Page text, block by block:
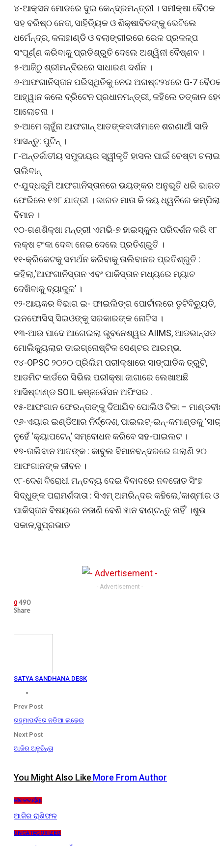
୪-ଆକ୍ସନ ମୋଡରେ ଦୁଇ କେନ୍ଦ୍ରମନ୍ତ୍ରୀ । ସମୀକ୍ଷା ବୈଠକ
ସହ ବରିଷ୍ଠ ନେତା, ସାହିତ୍ୟିକ ଓ ଶିକ୍ଷାବିତଙ୍କୁ ଭେଟିଲେ
ଧର୍ମେନ୍ଦ୍ର, କଳାହାଣ୍ଡି ଓ ବଲାଙ୍ଗୀରରେ ରେଳ ପ୍ରକଳ୍ପ
ସଂପୂର୍ଣ୍ଣ କରିବାକୁ ପ୍ରତିଶ୍ରୁତି ଦେଲେ ଅଶ୍ୱିନୀ ବୈଷ୍ଣବ ।
୫-ଆଜିଠୁ ଶ୍ରୀମନ୍ଦିରରେ ସାଧାରଣ ଦର୍ଶନ ।
୬-ଆଫଗାନିସ୍ତାନ ପରିସ୍ଥିତିକୁ ନେଇ ଅଗଷ୍ଟ୨୪ରେ G-7
ଆହ୍ୱାନ କଲେ ବ୍ରିଟେନ ପ୍ରଧାନମନ୍ତ୍ରୀ, କହିଲେ ତତ୍କାଳ
ଆଲୋଚନା ।
୭-ଆମେ ଚାହୁଁନା ଆଫଗାନ୍‌ ଆତଙ୍କବାଦୀମାନେ ଶରଣାର୍ଥୀ ସାଜି
ଆସନ୍ତୁ: ପୁଟିନ୍‌ ।
୮-ଅନ୍ତର୍ଜାତୀୟ ସମୁଦାୟର ସ୍ୱୀକୃତି ହାସଲ ପାଇଁ ଚେଷ୍ଟା
ତାଲିବାନ୍‌
୯-ଯୁଦ୍ଧଭୂମି ଆଫଗାନିସ୍ତାନରେ ଭୟଙ୍କର ଅନୁଭୂତି ଧରି ଭାରତ
ଫେରିଲେ ୧୬୮ ଯାତ୍ରୀ । ଭାରତ ମାତା କି ଜୟ ଧ୍ୱନିରେ କମ୍ପିଲା
ବିମାନ ।
୧୦-ଗଣଶିକ୍ଷା ମନ୍ତ୍ରୀ ଏମଭି-୭ ହାଇସ୍କୁଲ ପରିଦର୍ଶନ କରି ୧୮
ଲକ୍ଷ ଟଂକା ଦେବା ନେଇ ଦେଲେ ପ୍ରତିଶ୍ରୁତି ।
୧୧-କ୍ରିକେଟକୁ ସମର୍ଥନ କରିବାକୁ ତାଲିବାନର ପ୍ରତିଶ୍ରୁତି :
କହିଲା,‘ଆଫଗାନିସ୍ତାନ ଏବଂ ପାକିସ୍ତାନ ମଧ୍ୟରେ ମ୍ୟାଚ
ଦେଖିବାକୁ ବ୍ୟାକୁଳ’ ।
୧୨-ଆୟକର ବିଭାଗ ଇ- ଫାଇଲିଙ୍ଗ ପୋର୍ଟାଲରେ ତୃଟିବିଚ୍ୟୁତି,
ଇନଫୋସିସ୍ ସିଇଓଙ୍କୁ ସରକାରଙ୍କ ନୋଟିସ ।
୧୩-ଆଉ ପାଦେ ଆଗେଇଲା ଭୁବନେଶ୍ୱର AIIMS, ଆଡଭାନ୍ସଡ
ମୋଲିକ୍ୟୁଲାର ଡାଇଗ୍ନୋଷ୍ଟିକ ସେଣ୍ଟର ଆରମ୍ଭ.
୧୪-OPSC ୨୦୨୦ ପ୍ରିଲିମ ପରୀକ୍ଷାରେ ସାଙ୍ଘାତିକ ତ୍ରୁଟି,
ଆଡମିଟ କାର୍ଡରେ ସିଭିଲ ପରୀକ୍ଷା ଜାଗାରେ ଲେଖାଅଛି
ଆସିଷ୍ଟାଣ୍ଡ SOIL କଞ୍ଜର୍ଭେସନ ଅଫିସର .
୧୫-ଆଫଗାନ ଫେରନ୍ତାଙ୍କୁ ଦିଆଯିବ ପୋଲିଓ ଟିକା –
୧୬-ଏୟାର ଇଣ୍ଡିଆର ନିର୍ଦ୍ଦେଶ, ପାଇଲଟ୍-ଇନ୍-କମାଣ୍ଡକୁ
ନୁହେଁ ‘କ୍ୟାପଟେନ୍’ ସମ୍ବୋଧନ କରିବେ ସହ-ପାଇଲଟ ।
୧୭-ତାଲିବାନ ଆତଙ୍କ : କାବୁଲ ବିମାନବନ୍ଦରରେ ଗଲାଣି ୨୦
ଆଫଗାନଙ୍କ ଜୀବନ ।
୧୮-ଦେଶ ବିରୋଧୀ ମନ୍ତବ୍ୟ ଦେଇ ବିବାଦରେ ନବଜୋତ ସିଂହ
ସିଦ୍ଧୁଙ୍କ ପରାମର୍ଶଦାତା : ସିଏମ୍‌ ଅମରିନ୍ଦର କହିଲେ,‘କାଶ୍ମୀର ଓ
ପାକିସ୍ତାନ ବିଷୟରେ ନଜାଣି ବେଶି ଜ୍ଞାନ ବାଣ୍ଟନ୍ତୁ ନାହିଁ’ ।ଶୁଭ
ସକାଳ,ସୁପ୍ରଭାତ
- Advertisement -
0 490
Share
SATYA SANDHANA DESK
Prev Post
ଗହ୍ମାପର୍ବରେ ନଡିଆ ଲଢେଇ
Next Post
ଆଜିର ଅନୁଚିନ୍ତା
You Might Also Like More From Author
ଜୀବନଚର୍ଯ୍ୟା
ଆଜିର ରାଶିଫଳ
UNCATEGORIZED